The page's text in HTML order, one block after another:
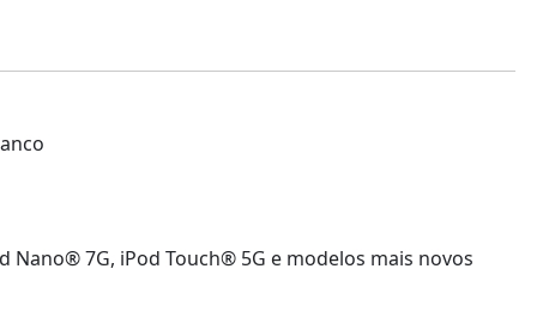
Nano® 7G, iPod Touch® 5G e modelos mais novos